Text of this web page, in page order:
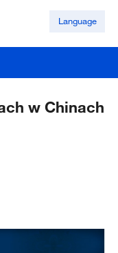
Language
w Chinach